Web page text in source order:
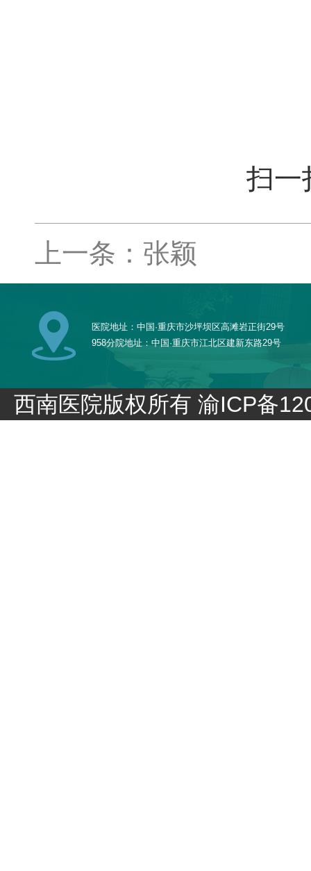
扫一
上一条：张颖
医院地址：中国·重庆市沙坪坝区高滩岩正街29号
958分院地址：中国·重庆市江北区建新东路29号
西南医院版权所有渝ICP备